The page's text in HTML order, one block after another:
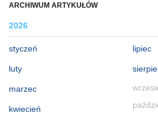
ARCHIWUM ARTYKUŁÓW
2026
styczeń
luty
marzec
kwiecień
lipiec